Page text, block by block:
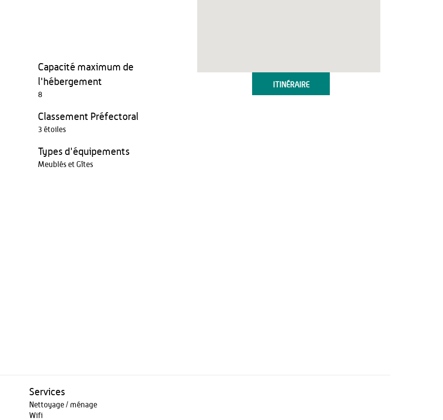
ITINÉRAIRE
Capacité maximum de
l'hébergement
8
Classement Préfectoral
3 étoiles
Types d'équipements
Meublés et Gîtes
Services
Nettoyage / ménage
Wifi